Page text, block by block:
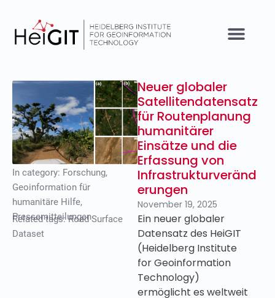
In category: Forschung,
Geoinformation für
humanitäre Hilfe,
Pressemitteilungen
Related tags:Road Surface
Dataset
Neuer globaler
Satellitendatensatz
für Routenplanung
humanitärer
Einsätze und die
Erfassung von
Infrastrukturveränd
erungen
November 19, 2025
Ein neuer globaler
Datensatz des HeiGIT
(Heidelberg Institute
for Geoinformation
Technology)
ermöglicht es weltweit